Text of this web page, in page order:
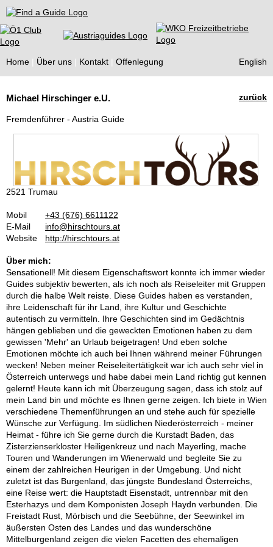
Find a Guide
Home Über uns Kontakt Offenlegung English
Guides
zurück
Michael Hirschinger e.U.
Fremdenführer - Austria Guide
2521 Trumau
Mobil
+43 (676) 6611122
E-Mail
info@hirschtours.at
Website
http://hirschtours.at
Über mich:
Sensationell! Mit diesem Eigenschaftswort konnte ich immer wieder
Guides subjektiv bewerten, als ich noch als Reiseleiter mit Gruppen
durch die halbe Welt reiste. Diese Guides haben es verstanden,
ihre Leidenschaft für ihr Land, ihre Kultur und Geschichte
autentisch zu vermitteln. Ihre Geschichten sind im Gedächtnis
hängen geblieben und die geweckten Emotionen haben zu dem
gewissen 'Mehr' an Urlaub beigetragen! Und eben solche
Emotionen möchte ich auch bei Ihnen während meiner Führungen
wecken! Neben meiner Reiseleitertätigkeit war ich auch sehr viel in
Österreich unterwegs und habe dabei mein Land richtig gut kennen
gelernt! Heute kann ich mit Überzeugung sagen, dass ich stolz auf
mein Land bin und möchte es Ihnen gerne zeigen. Ich biete in Wien
verschiedene Themenführungen an und stehe auch für spezielle
Wünsche zur Verfügung. Im südlichen Niederösterreich - meiner
Heimat - führe ich Sie gerne durch die Kurstadt Baden, das
Zisterzienserkloster Heiligenkreuz und nach Mayerling, mache
Touren und Wanderungen im Wienerwald und begleite Sie zu
einem der zahlreichen Heurigen in der Umgebung. Und nicht
zuletzt ist das Burgenland, das jüngste Bundesland Österreichs,
eine Reise wert: die Hauptstadt Eisenstadt, untrennbar mit den
Esterhazys und dem Komponisten Joseph Haydn verbunden. Die
Freistadt Rust, Mörbisch und die Seebühne, der Seewinkel im
äußersten Osten des Landes und das wunderschöne
Mittelburgenland zeigen die vielen Facetten des ehemaligen